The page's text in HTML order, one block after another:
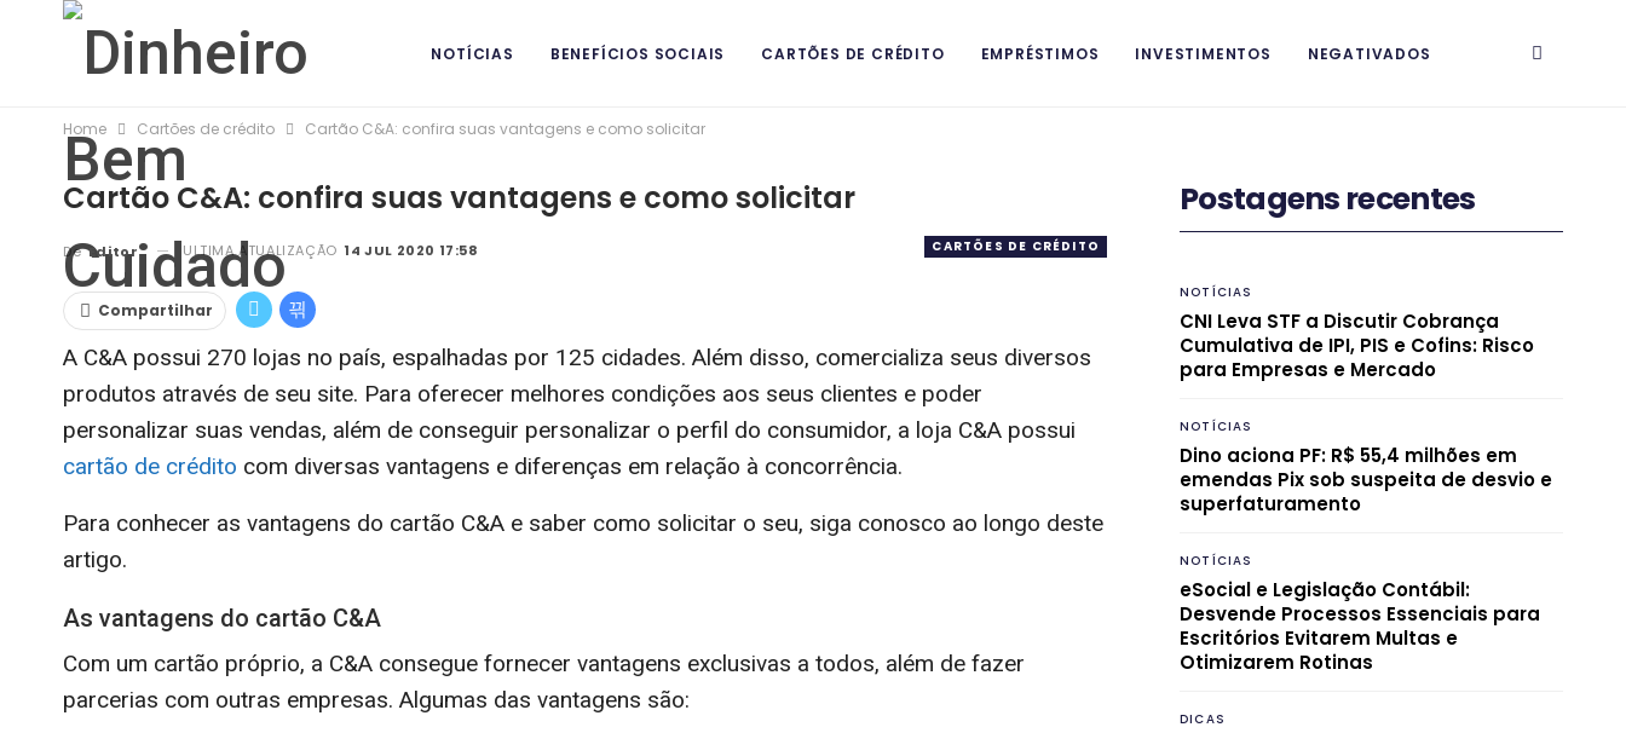
NOTÍCIAS BENEFÍCIOS SOCIAIS CARTÕES DE CRÉDITO EMPRÉSTIMOS INVESTIMENTOS NEGATIVADOS
Home Cartões de crédito Cartão C&A: confira suas vantagens e como solicitar
Cartão C&A: confira suas vantagens e como solicitar
CARTÕES DE CRÉDITO
DeEditor ULTIMA ATUALIZAÇÃO 14 JUL 2020 17:58
Compartilhar
A C&A possui 270 lojas no país, espalhadas por 125 cidades. Além disso, comercializa seus diversos
produtos através de seu site. Para oferecer melhores condições aos seus clientes e poder
personalizar suas vendas, além de conseguir personalizar o perfil do consumidor, a loja C&A possui
cartão de crédito com diversas vantagens e diferenças em relação à concorrência.
Para conhecer as vantagens do cartão C&A e saber como solicitar o seu, siga conosco ao longo deste
artigo.
As vantagens do cartão C&A
Com um cartão próprio, a C&A consegue fornecer vantagens exclusivas a todos, além de fazer
parcerias com outras empresas. Algumas das vantagens são:
Postagens recentes
NOTÍCIAS
CNI Leva STF a Discutir Cobrança
Cumulativa de IPI, PIS e Cofins: Risco
para Empresas e Mercado
NOTÍCIAS
Dino aciona PF: R$ 55,4 milhões em
emendas Pix sob suspeita de desvio e
superfaturamento
NOTÍCIAS
eSocial e Legislação Contábil:
Desvende Processos Essenciais para
Escritórios Evitarem Multas e
Otimizarem Rotinas
DICAS